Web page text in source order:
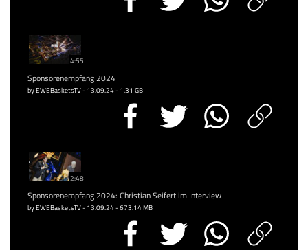
4:55
Sponsorenempfang 2024
by EWEBasketsTV - 13.09.24 - 1.31 GB
2:48
Sponsorenempfang 2024: Christian Seifert im Interview
by EWEBasketsTV - 13.09.24 - 673.14 MB